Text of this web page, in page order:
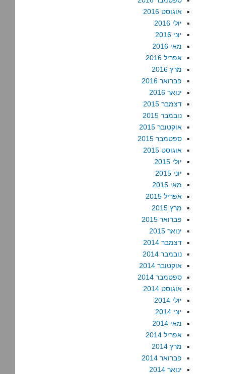
אוגוסט 2016
יולי 2016
יוני 2016
מאי 2016
אפריל 2016
מרץ 2016
פברואר 2016
ינואר 2016
דצמבר 2015
נובמבר 2015
אוקטובר 2015
ספטמבר 2015
אוגוסט 2015
יולי 2015
יוני 2015
מאי 2015
אפריל 2015
מרץ 2015
פברואר 2015
ינואר 2015
דצמבר 2014
נובמבר 2014
אוקטובר 2014
ספטמבר 2014
אוגוסט 2014
יולי 2014
יוני 2014
מאי 2014
אפריל 2014
מרץ 2014
פברואר 2014
ינואר 2014